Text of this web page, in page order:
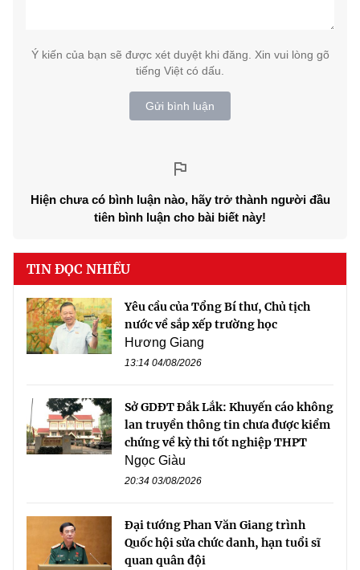
Ý kiến của bạn sẽ được xét duyệt khi đăng. Xin vui lòng gõ
tiếng Việt có dấu.
Gửi bình luận
Hiện chưa có bình luận nào, hãy trở thành người đầu
tiên bình luận cho bài biết này!
TIN ĐỌC NHIỀU
Yêu cầu của Tổng Bí thư, Chủ tịch
nước về sắp xếp trường học
Hương Giang
13:14 04/08/2026
Sở GDĐT Đắk Lắk: Khuyến cáo không
lan truyền thông tin chưa được kiểm
chứng về kỳ thi tốt nghiệp THPT
Ngọc Giàu
20:34 03/08/2026
Đại tướng Phan Văn Giang trình
Quốc hội sửa chức danh, hạn tuổi sĩ
quan quân đội